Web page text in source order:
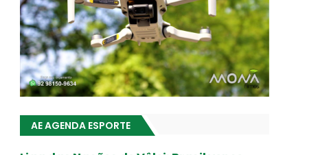
AE AGENDA ESPORTE